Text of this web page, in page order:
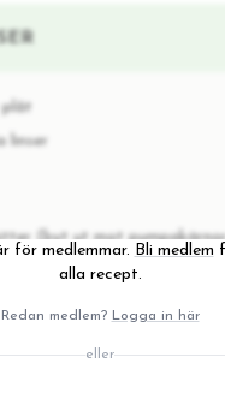
plåt
linser
(byt ut mot
för medlemmar. Bli medlem
alla recept.
Redan medlem? Logga in här
eller